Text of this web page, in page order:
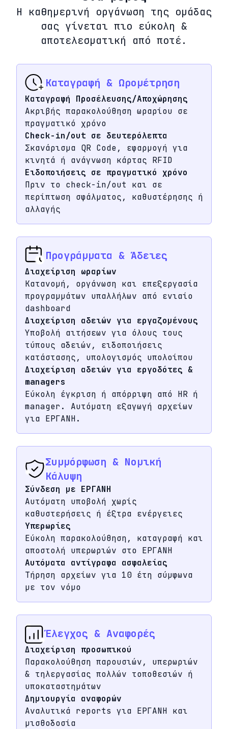
Η καθημερινή οργάνωση της ομάδας
σας γίνεται πιο εύκολη &
αποτελεσματική από ποτέ.
Καταγραφή & Ωρομέτρηση
Καταγραφή Προσέλευσης/Αποχώρησης
Ακριβής παρακολούθηση ωραρίου σε
πραγματικό χρόνο
Check-in/out σε δευτερόλεπτα
Σκανάρισμα QR Code, εφαρμογή για
κινητά ή ανάγνωση κάρτας RFID
Ειδοποιήσεις σε πραγματικό χρόνο
Πριν το check-in/out και σε
περίπτωση σφάλματος, καθυστέρησης ή
αλλαγής
Προγράμματα & Άδειες
Διαχείριση ωραρίων
Κατανομή, οργάνωση και επεξεργασία
προγραμμάτων υπαλλήλων από ενιαίο
dashboard
Διαχείριση αδειών για εργαζομένους
Υποβολή αιτήσεων για όλους τους
τύπους αδειών, ειδοποιήσεις
κατάστασης, υπολογισμός υπολοίπου
Διαχείριση αδειών για εργοδότες &
managers
Εύκολη έγκριση ή απόρριψη από HR ή
manager. Αυτόματη εξαγωγή αρχείων
για ΕΡΓΑΝΗ.
Συμμόρφωση & Νομική
Κάλυψη
Σύνδεση με ΕΡΓΑΝΗ
Αυτόματη υποβολή χωρίς
καθυστερήσεις ή έξτρα ενέργειες
Υπερωρίες
Εύκολη παρακολούθηση, καταγραφή και
αποστολή υπερωριών στο ΕΡΓΑΝΗ
Αυτόματα αντίγραφα ασφαλείας
Τήρηση αρχείων για 10 έτη σύμφωνα
με τον νόμο
Έλεγχος & Αναφορές
Διαχείριση προσωπικού
Παρακολούθηση παρουσιών, υπερωριών
& τηλεργασίας πολλών τοποθεσιών ή
υποκαταστημάτων
Δημιουργία αναφορών
Αναλυτικά reports για ΕΡΓΑΝΗ και
μισθοδοσία